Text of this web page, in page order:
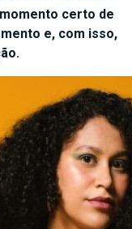
certo de
e, com isso,